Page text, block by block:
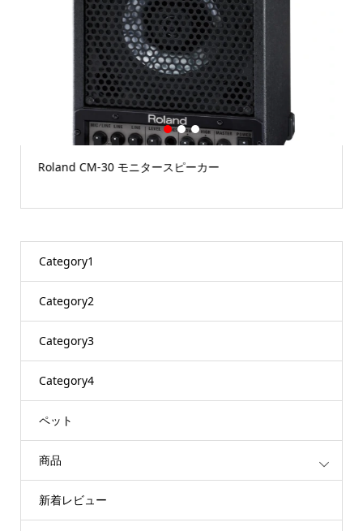
Roland CM-30 モニタースピーカー
1 2 3
Category1
Category2
Category3
Category4
ペット
商品
新着レビュー